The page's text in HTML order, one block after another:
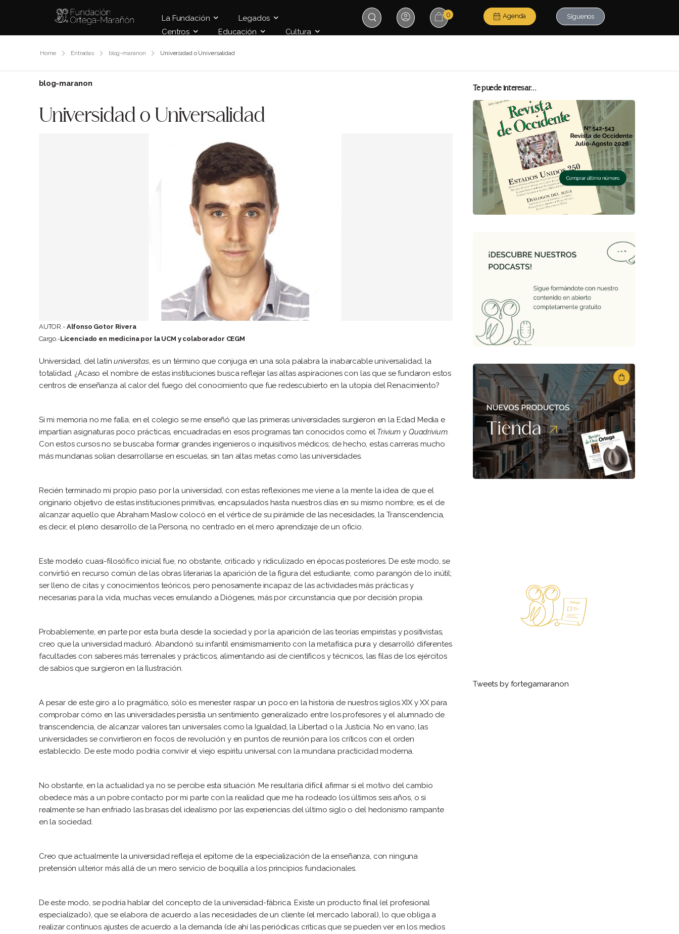
La Fundación
Legados
Centros
Educación Cultura
0 Agenda Síguenos
Home Entradas blog-maranon Universidad o Universalidad
blog-maranon
Universidad o Universalidad
AUTOR.- Alfonso Gotor Rivera
Cargo.-Licenciado en medicina por la UCM y colaborador CEGM
Universidad, del latínuniversitas, es un término que conjuga en una sola palabra la inabarcable universalidad, la
totalidad. ¿Acaso el nombre de estas instituciones busca reflejar las altas aspiraciones con las que se fundaron estos
centros de enseñanza al calor del fuego del conocimiento que fue redescubierto en la utopía del Renacimiento?
Si mi memoria no me falla, en el colegio se me enseñó que las primeras universidades surgieron en la Edad Media e
impartían asignaturas poco prácticas, encuadradas en esos programas tan conocidos como el Trivium y Quadrivium.
Con estos cursos no se buscaba formar grandes ingenieros o inquisitivos médicos; de hecho, estas carreras mucho
más mundanas solían desarrollarse en escuelas, sin tan altas metas como las universidades.
Recién terminado mi propio paso por la universidad, con estas reflexiones me viene a la mente la idea de que el
originario objetivo de estas instituciones primitivas, encapsulados hasta nuestros días en su mismo nombre, es el de
alcanzar aquello que Abraham Maslow colocó en el vértice de su pirámide de las necesidades, la Transcendencia,
es decir, el pleno desarrollo de la Persona, no centrado en el mero aprendizaje de un oficio.
Este modelo cuasi-filosófico inicial fue, no obstante, criticado y ridiculizado en épocas posteriores. De este modo, se
convirtió en recurso común de las obras literarias la aparición de la figura del estudiante, como parangón de lo inútil;
ser lleno de citas y conocimientos teóricos, pero penosamente incapaz de las actividades más prácticas y
necesarias para la vida, muchas veces emulando a Diógenes, más por circunstancia que por decisión propia.
Probablemente, en parte por esta burla desde la sociedad y por la aparición de las teorías empiristas y positivistas,
creo que la universidad maduró. Abandonó su infantil ensimismamiento con la metafísica pura y desarrolló diferentes
facultades con saberes más terrenales y prácticos, alimentando así de científicos y técnicos, las filas de los ejércitos
de sabios que surgieron en la Ilustración.
A pesar de este giro a lo pragmático, sólo es menester raspar un poco en la historia de nuestros siglos XIX y XX para
comprobar cómo en las universidades persistía un sentimiento generalizado entre los profesores y el alumnado de
transcendencia, de alcanzar valores tan universales como la Igualdad, la Libertad o la Justicia. No en vano, las
universidades se convirtieron en focos de revolución y en puntos de reunión para los críticos con el orden
establecido. De este modo podría convivir el viejo espíritu universal con la mundana practicidad moderna.
No obstante, en la actualidad ya no se percibe esta situación. Me resultaría difícil afirmar si el motivo del cambio
obedece más a un pobre contacto por mi parte con la realidad que me ha rodeado los últimos seis años, o si
realmente se han enfriado las brasas del idealismo por las experiencias del último siglo o del hedonismo rampante
en la sociedad.
Creo que actualmente la universidad refleja el epítome de la especialización de la enseñanza, con ninguna
pretensión ulterior más allá de un mero servicio de boquilla a los principios fundacionales.
De este modo, se podría hablar del concepto de la universidad-fábrica. Existe un producto final (el profesional
especializado), que se elabora de acuerdo a las necesidades de un cliente (el mercado laboral), lo que obliga a
realizar continuos ajustes de acuerdo a la demanda (de ahí las periódicas críticas que se pueden ver en los medios
Te puede interesar...
Tweets by fortegamaranon